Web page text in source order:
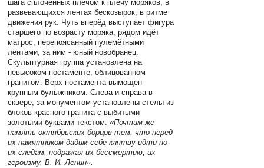
шага сплочённых плечом к плечу моряков, в
развевающихся лентах бескозырок, в ритме
движения рук. Чуть вперёд выступает фигура
старшего по возрасту моряка, рядом идёт
матрос, перепоясанный пулемётными
лентами, за ним - юный новобранец.
Скульптурная группа установлена на
невысоком постаменте, облицованном
гранитом. Верх постамента вымощен
крупным булыжником. Слева и справа в
сквере, за монументом установлены стелы из
блоков красного гранита с выбитыми
золотыми буквами текстом:«Почтим же
память октябрьских борцов тем, что перед
их памятником дадим себе клятву идти по
их следам, подражая их бессмертию, их
героизму. В. И. Ленин».